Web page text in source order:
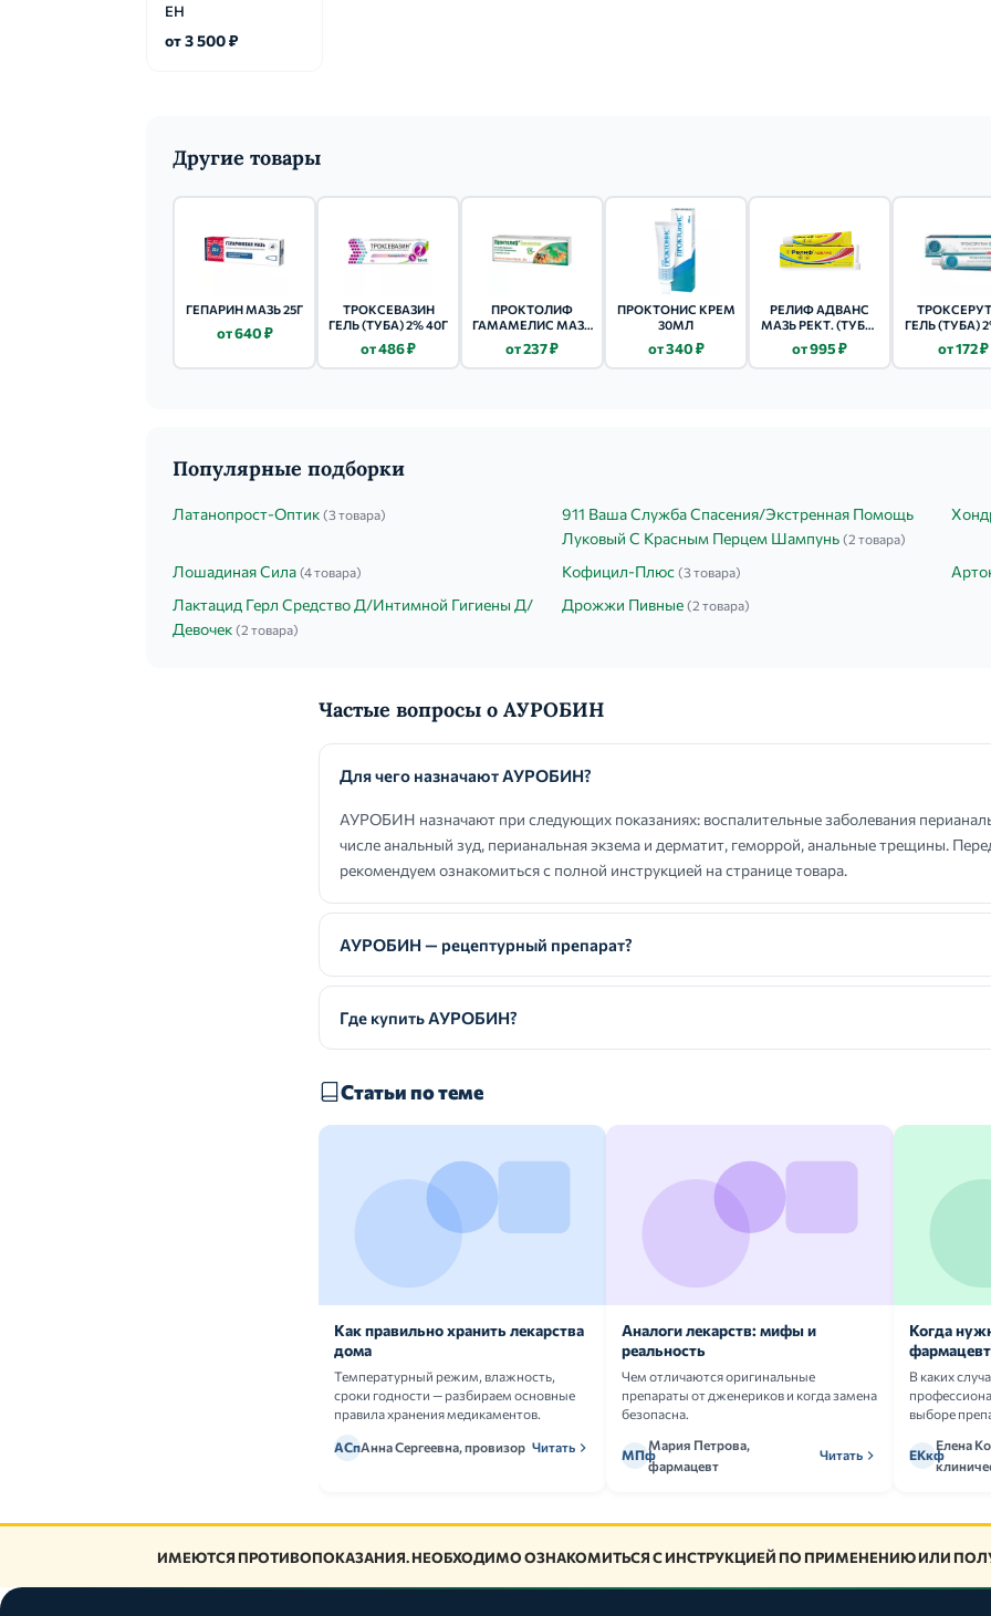
ЕН
от 3 500 ₽
Другие товары
ГЕПАРИН МАЗЬ 25Г
от 640 ₽
ТРОКСЕВАЗИН
ГЕЛЬ (ТУБА) 2% 40Г
от 486 ₽
ПРОКТОЛИФ
ГАМАМЕЛИС МАЗЬ
от 237 ₽
ПРОКТОНИС КРЕМ
30МЛ
от 340 ₽
РЕЛИФ АДВАНС
МАЗЬ РЕКТ. (ТУБА)
от 995 ₽
ГЕЛЬ (ТУБА)
от 172 ₽
Популярные подборки
Латанопрост-Оптик (3 товара)
911 Ваша Служба Спасения/Экстренная Помощь
Луковый С Красным Перцем Шампунь (2 товара)
Лошадиная Сила (4 товара) Кофицил-Плюс (3 товара)
Лактацид Герл Средство Д/Интимной Гигиены Д/
Девочек (2 товара)
Дрожжи Пивные (2 товара)
Частые вопросы о АУРОБИН
Для чего назначают АУРОБИН?
АУРОБИН назначают при следующих показаниях: воспалительные заболевания
числе анальный зуд, перианальная экзема и дерматит, геморрой, анальные трещины.
рекомендуем ознакомиться с полной инструкцией на странице товара.
АУРОБИН — рецептурный препарат?
Где купить АУРОБИН?
Статьи по теме
Как правильно хранить лекарства
дома
Температурный режим, влажность,
сроки годности — разбираем основные
правила хранения медикаментов.
АСпАнна Сергеевна, провизор Читать
Аналоги лекарств: мифы и
реальность
Чем отличаются оригинальные
препараты от дженериков и когда замена
безопасна.
МПф
Мария Петрова,
фармацевт
Читать
Когда
В каких
выборе
ЕКкф
Елена
ИМЕЮТСЯ ПРОТИВОПОКАЗАНИЯ. НЕОБХОДИМО ОЗНАКОМИТЬСЯ С ИНСТРУКЦИЕЙ ПО ПРИМЕНЕНИЮ ИЛИ